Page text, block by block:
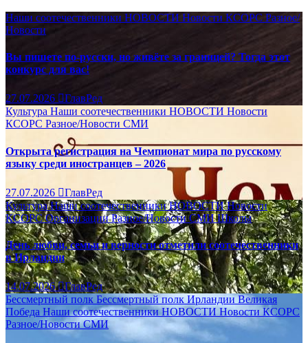
Наши соотечественники НОВОСТИ Новости КСОРС Разное/
Новости
Вы пишете по-русски, но живёте за границей? Тогда этот
конкурс для вас!
27.07.2026
ГлавРед
Культура Наши соотечественники НОВОСТИ Новости
КСОРС Разное/Новости СМИ
Открыта регистрация на Чемпионат мира по русскому
языку среди иностранцев – 2026
27.07.2026
ГлавРед
КультураНаши соотечественникиНОВОСТИНовости
КСОРСОрганизацииРазное/НовостиСМИШколы
День любви, семьи и верности отметили соотечественники
в Ирландии
14.07.2026 ГлавРед
Бессмертный полк Бессмертный полк ИрландииВеликая
Победа Наши соотечественникиНОВОСТИНовости КСОРС
Разное/НовостиСМИ